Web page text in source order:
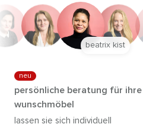
neu
persönliche beratung für ihre
wunschmöbel
lassen sie sich individuell
anna trautz